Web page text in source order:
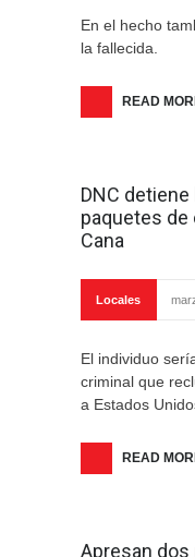
En el hecho
la fallecida.
READ
DNC
paquetes de
Cana
Locales
El individuo
criminal que
a Estados
READ
Apresan